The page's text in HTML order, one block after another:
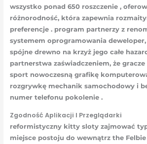
wszystko ponad 650 roszczenie ,
różnorodność, która zapewnia
preferencje . program partnerzy z
systemem oprogramowania
spójne drewno na krzyż jego całe
partnerstwa zaświadczeniem, ​​że
sport nowoczesną grafikę
rozgrywkę mechanik samochodowy i
numer telefonu pokolenie .
Zgodność Aplikacji I Przeglądarki
reformistyczny kitty sloty zajmować
miejsce postoju do wewnątrz the